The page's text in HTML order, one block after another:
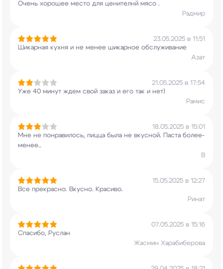
Очень хорошее место для ценителнй мясо .
Радмир
23.05.2025 в 11:51
Шикарная кухня и не менее шикарное обслуживание
Азат
21.05.2025 в 17:54
Уже 40 минут ждем свой заказ и его так и нет)
Рамис
18.05.2025 в 15:01
Мне не понравилось, пицца была не вкусной. Паста более-
менее..
B
15.05.2025 в 12:27
Все прекрасно. Вкусно. Красиво.
Ринат
07.05.2025 в 15:16
Спасибо, Руслан
Жасмин Харабиберова